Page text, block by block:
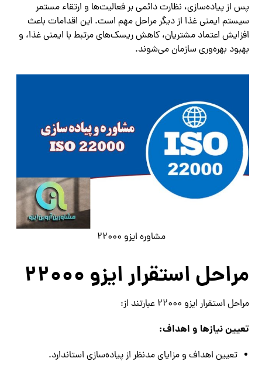
پس از پیاده‌سازی، نظارت دائمی بر فعالیت‌ها و ارتقاء مستمر
سیستم ایمنی غذا از دیگر مراحل مهم است. این اقدامات باعث
افزایش اعتماد مشتریان، کاهش ریسک‌های مرتبط با ایمنی غذا، و
بهبود بهره‌وری سازمان می‌شوند.
مشاوره ایزو 22000
مراحل استقرار ایزو 22000
مراحل استقرار ایزو 22000 عبارتند از:
تعیین نیازها و اهداف:
تعیین اهداف و مزایای مدنظر از پیاده‌سازی استاندارد.